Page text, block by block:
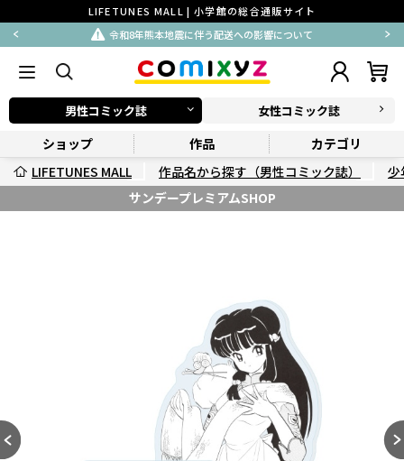
LIFETUNES MALL | 小学館の総合通販サイト
令和8年熊本地震に伴う配送への影響について
男性コミック誌 女性コミック誌
ショップ 作品
カテゴリ
LIFETUNES MALL
作品名から探す（男性コミック誌）
少
サンデープレミアムSHOP